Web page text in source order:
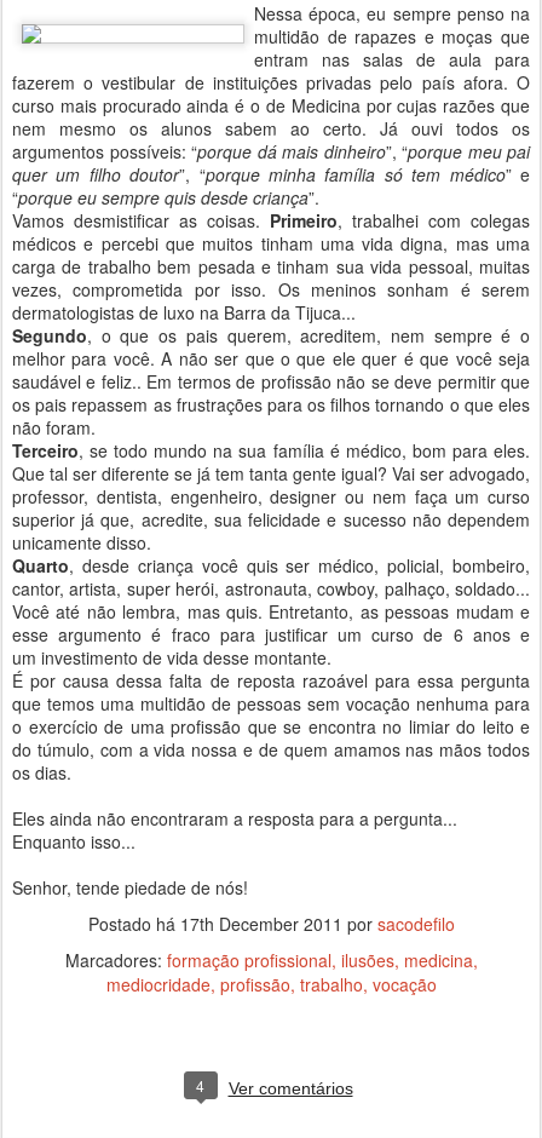
Nessa época, eu sempre penso na
multidão de rapazes e moças que
entram nas salas de aula para
fazerem o vestibular de instituições privadas pelo país afora. O
curso mais procurado ainda é o de Medicina por cujas razões que
nem mesmo os alunos sabem ao certo. Já ouvi todos os
argumentos possíveis: “porque dá mais dinheiro”, “porque meu pai
quer um filho doutor”, “porque minha família só tem médico” e
“porque eu sempre quis desde criança”.
Vamos desmistificar as coisas. Primeiro, trabalhei com colegas
médicos e percebi que muitos tinham uma vida digna, mas uma
carga de trabalho bem pesada e tinham sua vida pessoal, muitas
vezes, comprometida por isso. Os meninos sonham é serem
dermatologistas de luxo na Barra da Tijuca...
Segundo, o que os pais querem, acreditem, nem sempre é o
melhor para você. A não ser que o que ele quer é que você seja
saudável e feliz.. Em termos de profissão não se deve permitir que
os pais repassem as frustrações para os filhos tornando o que eles
não foram.
Terceiro, se todo mundo na sua família é médico, bom para eles.
Que tal ser diferente se já tem tanta gente igual? Vai ser advogado,
professor, dentista, engenheiro, designer ou nem faça um curso
superior já que, acredite, sua felicidade e sucesso não dependem
unicamente disso.
Quarto, desde criança você quis ser médico, policial, bombeiro,
cantor, artista, super herói, astronauta, cowboy, palhaço, soldado...
Você até não lembra, mas quis. Entretanto, as pessoas mudam e
esse argumento é fraco para justificar um curso de 6 anos e
um investimento de vida desse montante.
É por causa dessa falta de reposta razoável para essa pergunta
que temos uma multidão de pessoas sem vocação nenhuma para
o exercício de uma profissão que se encontra no limiar do leito e
do túmulo, com a vida nossa e de quem amamos nas mãos todos
os dias.
Eles ainda não encontraram a resposta para a pergunta...
Enquanto isso...
Senhor, tende piedade de nós!
Postado há 17th December 2011 por sacodefilo
Marcadores: formação profissional ilusões medicina
mediocridade profissão trabalho vocação
4 Ver comentários